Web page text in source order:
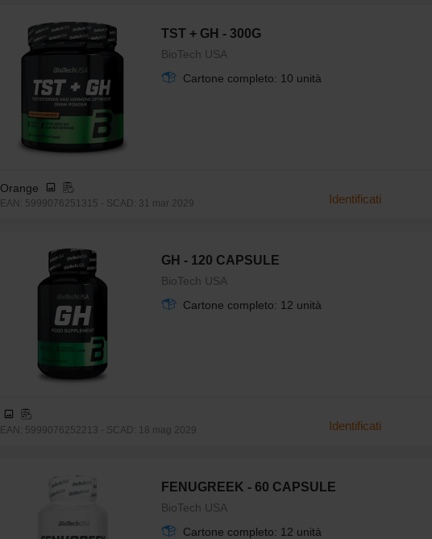
TST + GH - 300G
BioTech USA
Cartone completo: 10 unità
Orange
EAN: 5999076251315 - SCAD: 31 mar 2029 Identificati
GH - 120 CAPSULE
BioTech USA
Cartone completo: 12 unità
EAN: 5999076252213 - SCAD: 18 mag 2029 Identificati
FENUGREEK - 60 CAPSULE
BioTech USA
Cartone completo: 12 unità